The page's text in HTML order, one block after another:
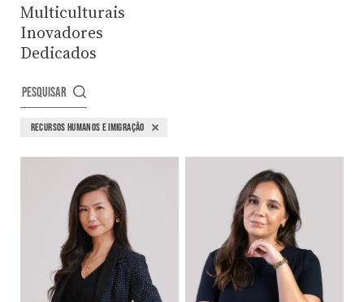
Multiculturais
Inovadores
Dedicados
PESQUISAR
RECURSOS HUMANOS E IMIGRAÇÃO